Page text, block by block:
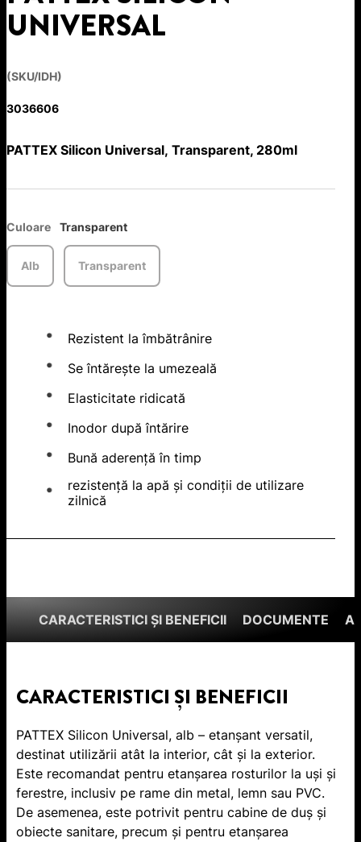
UNIVERSAL
(SKU/IDH)
3036606
PATTEX Silicon Universal, Transparent, 280ml
Culoare Transparent
Alb Transparent
Rezistent la îmbătrânire
Se întărește la umezeală
Elasticitate ridicată
Inodor după întărire
Bună aderență în timp
rezistență la apă și condiții de utilizare
zilnică
CARACTERISTICI ȘI BENEFICII DOCUMENTE
CARACTERISTICI ȘI BENEFICII
PATTEX Silicon Universal, alb – etanșant versatil,
destinat utilizării atât la interior, cât și la exterior.
Este recomandat pentru etanșarea rosturilor la uși și
ferestre, inclusiv pe rame din metal, lemn sau PVC.
De asemenea, este potrivit pentru cabine de duș și
obiecte sanitare, precum și pentru etanșarea